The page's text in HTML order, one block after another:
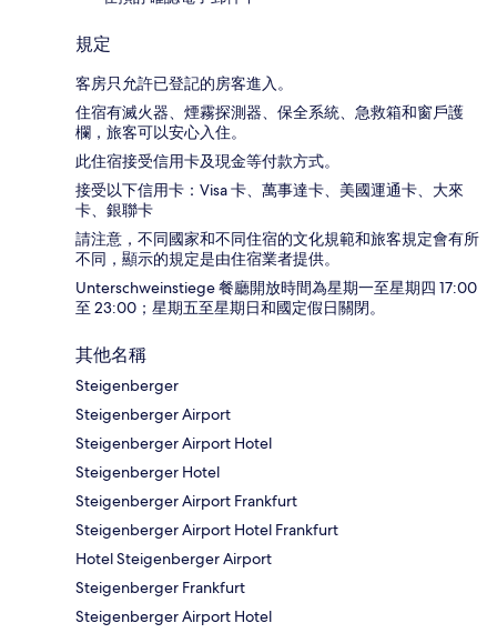
規定
客房只允許已登記的房客進入。
住宿有滅火器、煙霧探測器、保全系統、急救箱和窗戶護
欄，旅客可以安心入住。
此住宿接受信用卡及現金等付款方式。
接受以下信用卡：Visa 卡、萬事達卡、美國運通卡、大來
卡、銀聯卡
請注意，不同國家和不同住宿的文化規範和旅客規定會有所
不同，顯示的規定是由住宿業者提供。
Unterschweinstiege 餐廳開放時間為星期一至星期四 17:00
至 23:00；星期五至星期日和國定假日關閉。
其他名稱
Steigenberger
Steigenberger Airport
Steigenberger Airport Hotel
Steigenberger Hotel
Steigenberger Airport Frankfurt
Steigenberger Airport Hotel Frankfurt
Hotel Steigenberger Airport
Steigenberger Frankfurt
Steigenberger Airport Hotel